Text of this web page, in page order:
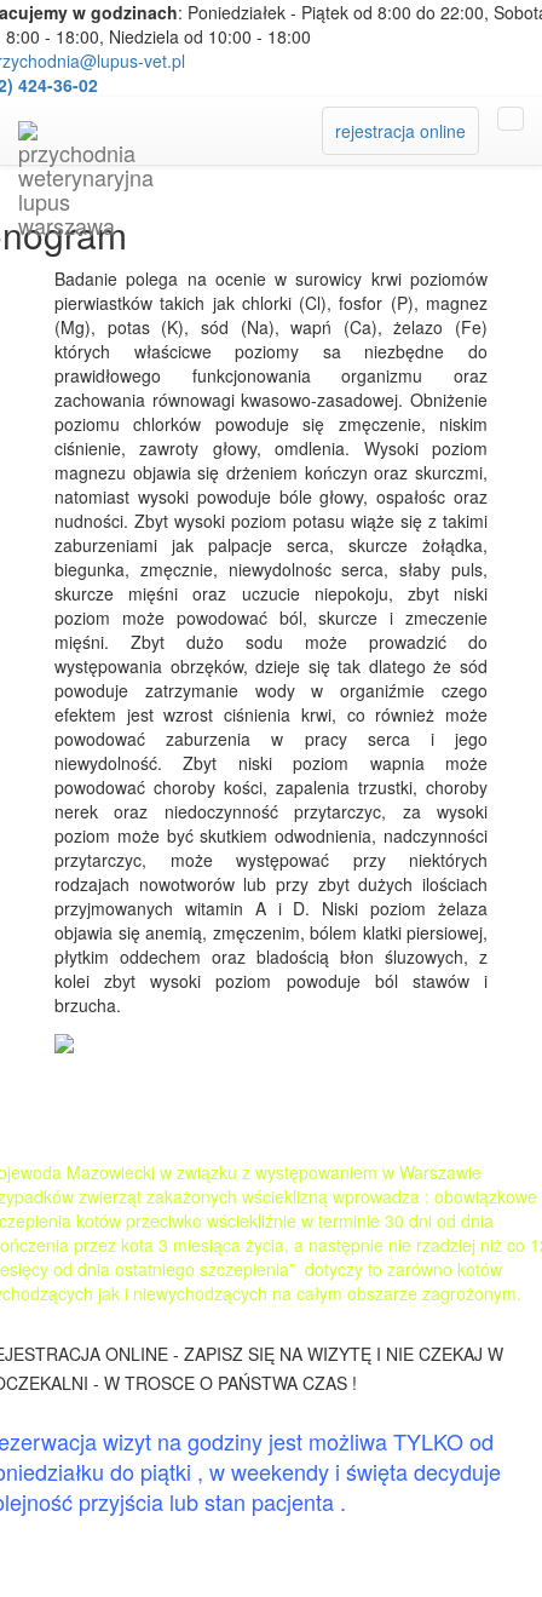
w godzinach: Poniedziałek - Piątek od 8:00 do 22:00,
8:00 - 18:00, Niedziela od 10:00 - 18:00
vet.pl
424-36-02
rejestracja online
Badanie polega na ocenie w surowicy krwi poziomów
pierwiastków takich jak chlorki (Cl), fosfor (P), magnez
(Mg), potas (K), sód (Na), wapń (Ca), żelazo (Fe)
których właścicwe poziomy sa niezbędne do
prawidłowego funkcjonowania organizmu oraz
zachowania równowagi kwasowo-zasadowej. Obniżenie
poziomu chlorków powoduje się zmęczenie, niskim
ciśnienie, zawroty głowy, omdlenia. Wysoki poziom
magnezu objawia się drżeniem kończyn oraz skurczmi,
natomiast wysoki powoduje bóle głowy, ospałośc oraz
nudności. Zbyt wysoki poziom potasu wiąże się z takimi
zaburzeniami jak palpacje serca, skurcze żołądka,
biegunka, zmęcznie, niewydolnośc serca, słaby puls,
skurcze mięśni oraz uczucie niepokoju, zbyt niski
poziom może powodować ból, skurcze i zmeczenie
mięśni. Zbyt dużo sodu może prowadzić do
występowania obrzęków, dzieje się tak dlatego że sód
powoduje zatrzymanie wody w organiźmie czego
efektem jest wzrost ciśnienia krwi, co również może
powodować zaburzenia w pracy serca i jego
niewydolność. Zbyt niski poziom wapnia może
powodować choroby kości, zapalenia trzustki, choroby
nerek oraz niedoczynność przytarczyc, za wysoki
poziom może być skutkiem odwodnienia, nadczynności
przytarczyc, może występować przy niektórych
rodzajach nowotworów lub przy zbyt dużych ilościach
przyjmowanych witamin A i D. Niski poziom żelaza
objawia się anemią, zmęczenim, bólem klatki piersiowej,
płytkim oddechem oraz bladością błon śluzowych, z
kolei zbyt wysoki poziom powoduje ból stawów i
brzucha.
Mazowiecki w związku z występowaniem w Warszawie
zwierząt zakażonych wścieklizną wprowadza : obowiązkowe
kotów przeciwko wściekliźnie w terminie 30 dni od dnia
przez kota 3 miesiąca życia, a następnie nie rzadziej niż co
od dnia ostatniego szczepienia” dotyczy to zarówno kotów
jak i niewychodzących na całym obszarze zagrożonym.
ONLINE - ZAPISZ SIĘ NA WIZYTĘ I NIE CZEKAJ W
- W TROSCE O PAŃSTWA CZAS !
wizyt na godziny jest możliwa TYLKO od
do piątki , w weekendy i święta decyduje
przyjścia lub stan pacjenta .